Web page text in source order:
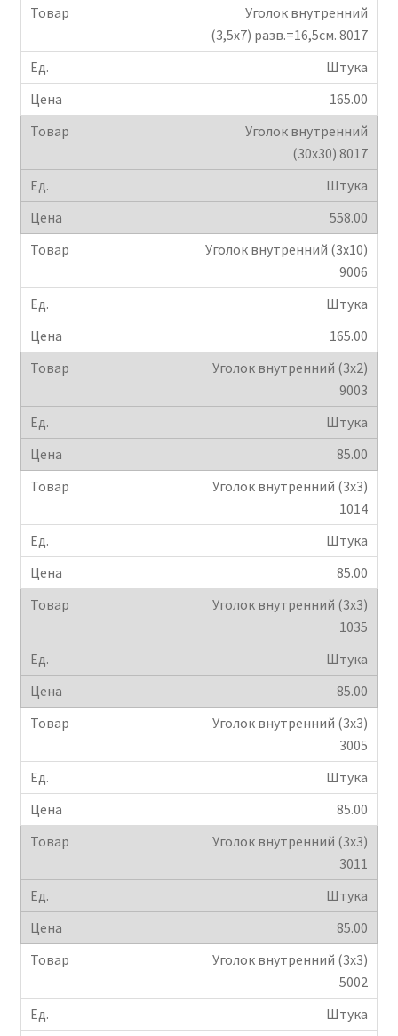
Уголок внутренний
(3,5х7) разв.=16,5см. 8017
Штука
165.00
Уголок внутренний
(30х30) 8017
Штука
558.00
Уголок внутренний (3х10)
9006
Штука
165.00
Уголок внутренний (3х2)
9003
Штука
85.00
Уголок внутренний (3х3)
1014
Штука
85.00
Уголок внутренний (3х3)
1035
Штука
85.00
Уголок внутренний (3х3)
3005
Штука
85.00
Уголок внутренний (3х3)
3011
Штука
85.00
Уголок внутренний (3х3)
5002
Штука